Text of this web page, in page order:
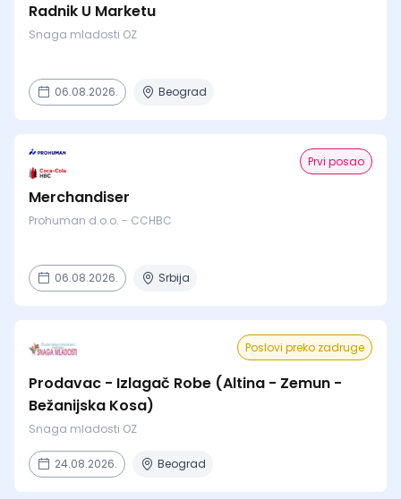
Radnik U Marketu
Snaga mladosti OZ
06.08.2026. Beograd
Prvi posao
Merchandiser
Prohuman d.o.o. - CCHBC
06.08.2026. Srbija
Poslovi preko zadruge
Prodavac - Izlagač Robe (Altina - Zemun -
Bežanijska Kosa)
Snaga mladosti OZ
24.08.2026. Beograd